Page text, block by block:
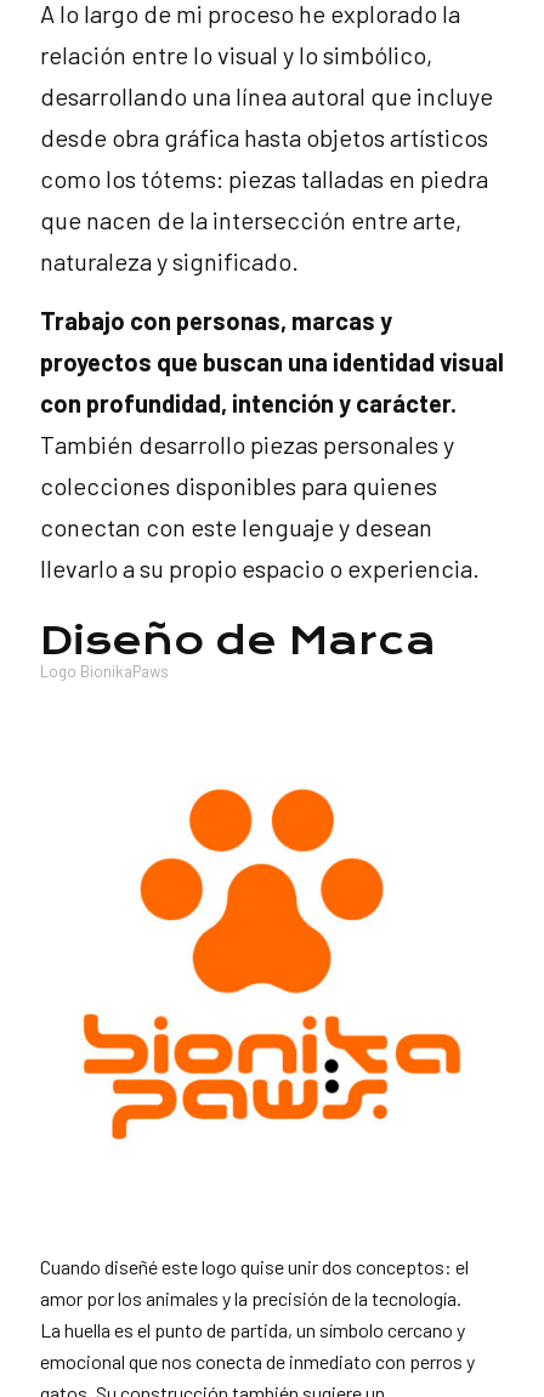
A lo largo de mi proceso he explorado la
relación entre lo visual y lo simbólico,
desarrollando una línea autoral que incluye
desde obra gráfica hasta objetos artísticos
como los tótems: piezas talladas en piedra
que nacen de la intersección entre arte,
naturaleza y significado.
Trabajo con personas, marcas y
proyectos que buscan una identidad visual
con profundidad, intención y carácter.
También desarrollo piezas personales y
colecciones disponibles para quienes
conectan con este lenguaje y desean
llevarlo a su propio espacio o experiencia.
Diseño de Marca
Logo BionikaPaws
Cuando diseñé este logo quise unir dos conceptos: el
amor por los animales y la precisión de la tecnología.
La huella es el punto de partida, un símbolo cercano y
emocional que nos conecta de inmediato con perros y